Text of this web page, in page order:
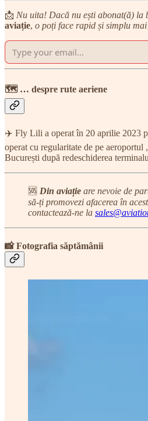
📩 Nu uita! Dacă nu ești abonat(ă) la
aviație, o poți face rapid și simplu
🗺 … despre rute aeriene
✈️ Fly Lili a operat în 20 aprilie 2023
operat cu regularitate de pe
București după redeschiderea
🆘 Din aviație are nevoie de
să-ți promovezi afacerea în
contactează-ne la
📸 Fotografia săptămânii